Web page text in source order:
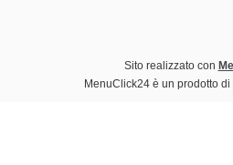
Sito realizzato con
MenuClick24 è un prodotto di